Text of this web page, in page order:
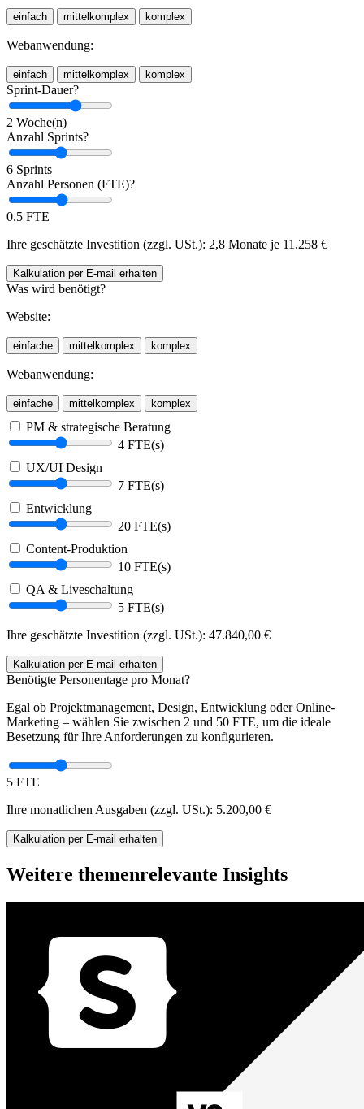
einfach mittelkomplex komplex
Webanwendung:
einfach mittelkomplex komplex
Sprint-Dauer?
2 Woche(n)
Anzahl Sprints?
6 Sprints
Anzahl Personen (FTE)?
0.5 FTE
Ihre geschätzte Investition (zzgl. USt.): 2,8 Monate je 11.258 €
Kalkulation per E-mail erhalten
Was wird benötigt?
Website:
einfache mittelkomplex komplex
Webanwendung:
einfache mittelkomplex komplex
PM & strategische Beratung
4 FTE(s)
UX/UI Design
7 FTE(s)
Entwicklung
20 FTE(s)
Content-Produktion
10 FTE(s)
QA & Liveschaltung
5 FTE(s)
Ihre geschätzte Investition (zzgl. USt.): 47.840,00 €
Kalkulation per E-mail erhalten
Benötigte Personentage pro Monat?
Egal ob Projektmanagement, Design, Entwicklung oder Online-
Marketing – wählen Sie zwischen 2 und 50 FTE, um die ideale
Besetzung für Ihre Anforderungen zu konfigurieren.
5 FTE
Ihre monatlichen Ausgaben (zzgl. USt.): 5.200,00 €
Kalkulation per E-mail erhalten
Weitere themenrelevante Insights